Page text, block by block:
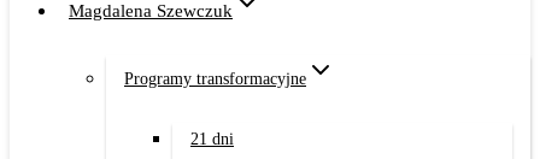
Magdalena Szewczuk
Programy transformacyjne
21 dni